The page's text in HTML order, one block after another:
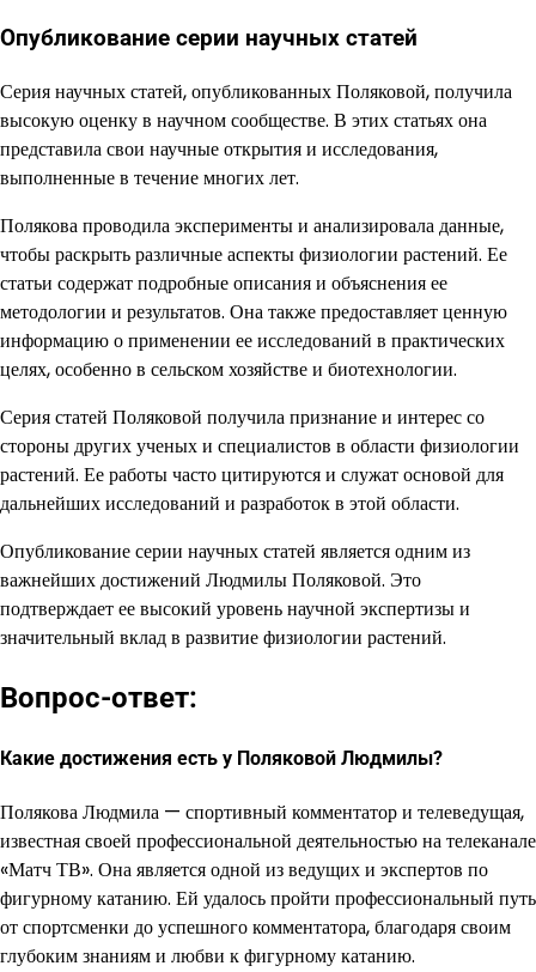
Опубликование серии научных статей
Серия научных статей, опубликованных Поляковой, получила
высокую оценку в научном сообществе. В этих статьях она
представила свои научные открытия и исследования,
выполненные в течение многих лет.
Полякова проводила эксперименты и анализировала данные,
чтобы раскрыть различные аспекты физиологии растений. Ее
статьи содержат подробные описания и объяснения ее
методологии и результатов. Она также предоставляет ценную
информацию о применении ее исследований в практических
целях, особенно в сельском хозяйстве и биотехнологии.
Серия статей Поляковой получила признание и интерес со
стороны других ученых и специалистов в области физиологии
растений. Ее работы часто цитируются и служат основой для
дальнейших исследований и разработок в этой области.
Опубликование серии научных статей является одним из
важнейших достижений Людмилы Поляковой. Это
подтверждает ее высокий уровень научной экспертизы и
значительный вклад в развитие физиологии растений.
Вопрос-ответ:
Какие достижения есть у Поляковой Людмилы?
Полякова Людмила — спортивный комментатор и телеведущая,
известная своей профессиональной деятельностью на телеканале
«Матч ТВ». Она является одной из ведущих и экспертов по
фигурному катанию. Ей удалось пройти профессиональный путь
от спортсменки до успешного комментатора, благодаря своим
глубоким знаниям и любви к фигурному катанию.